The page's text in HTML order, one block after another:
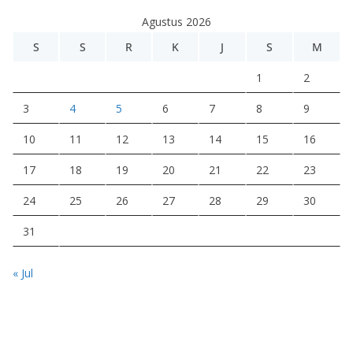
Agustus 2026
S
S R K J S M
1 2
3 4 5 6 7 8 9
10 11 12 13 14 15 16
17 18 19 20 21 22 23
24 25 26 27 28 29 30
31
« Jul